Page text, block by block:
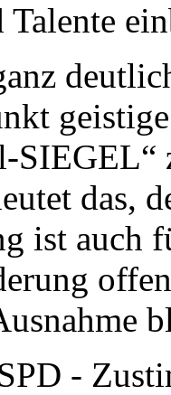
Talente
SIEGEL“
das,
ist auch
-